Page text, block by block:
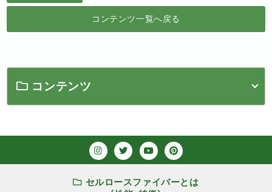
コンテンツ一覧へ戻る
コンテンツ
セルロースファイバーとは